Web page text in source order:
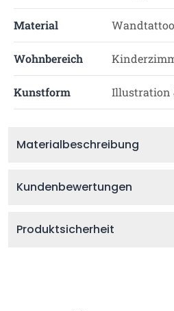
Material Wandtattoo
Wohnbereich
Kunstform Illustration
Materialbeschreibung
Kundenbewertungen
Produktsicherheit